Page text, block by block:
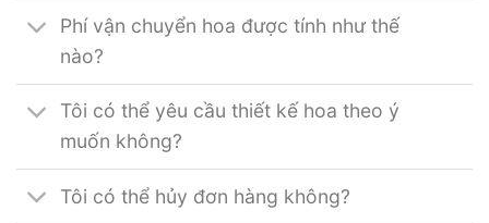
Phí vận chuyển hoa được tính như thế
nào?
Tôi có thể yêu cầu thiết kế hoa theo ý
muốn không?
Tôi có thể hủy đơn hàng không?